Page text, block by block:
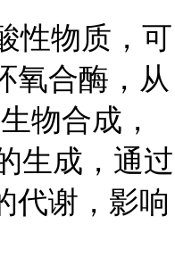
性物质，可
氧合酶，从
物合成，
生成，通过
代谢，影响